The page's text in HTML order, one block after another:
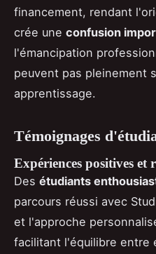
financement, rendant
crée une confusion
l'émancipation
peuvent pas pleinement
apprentissage.
Témoignages
Expériences positives et
Des étudiants
parcours réussi avec
et l'approche
facilitant l'équilibre entre